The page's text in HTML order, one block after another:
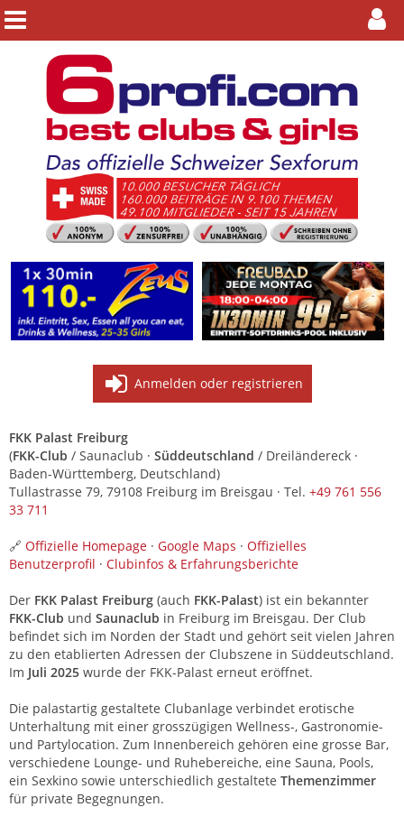
Anmelden oder registrieren
FKK Palast Freiburg
(FKK-Club / Saunaclub · Süddeutschland / Dreiländereck ·
Baden-Württemberg, Deutschland)
Tullastrasse 79, 79108 Freiburg im Breisgau · Tel. +49 761 556
33 711
🔗 Offizielle Homepage · Google Maps · Offizielles
Benutzerprofil · Clubinfos & Erfahrungsberichte
Der FKK Palast Freiburg (auch FKK-Palast) ist ein bekannter
FKK-Club und Saunaclub in Freiburg im Breisgau. Der Club
befindet sich im Norden der Stadt und gehört seit vielen Jahren
zu den etablierten Adressen der Clubszene in Süddeutschland.
Im Juli 2025 wurde der FKK-Palast erneut eröffnet.
Die palastartig gestaltete Clubanlage verbindet erotische
Unterhaltung mit einer grosszügigen Wellness-, Gastronomie-
und Partylocation. Zum Innenbereich gehören eine grosse Bar,
verschiedene Lounge- und Ruhebereiche, eine Sauna, Pools,
ein Sexkino sowie unterschiedlich gestaltete Themenzimmer
für private Begegnungen.